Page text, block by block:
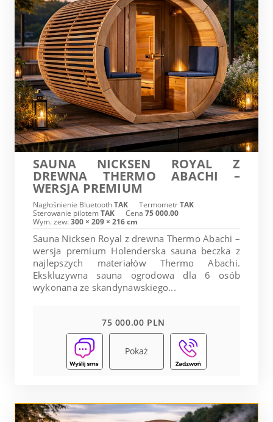
SAUNA NICKSEN ROYAL Z
DREWNA THERMO ABACHI –
WERSJA PREMIUM
Nagłośnienie BluetoothTAK TermometrTAK
Sterowanie pilotemTAK Cena 75 000.00
Wym. zew:300 × 209 × 216 cm
Sauna Nicksen Royal z drewna Thermo Abachi –
wersja premium Holenderska sauna beczka z
najlepszych materiałów Thermo Abachi.
Ekskluzywna sauna ogrodowa dla 6 osób
wykonana ze skandynawskiego...
75 000.00 PLN
Pokaż